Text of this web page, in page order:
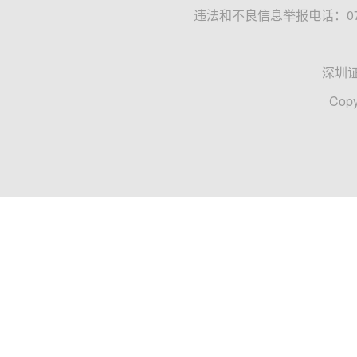
违法和不良信息举报电话：
深圳